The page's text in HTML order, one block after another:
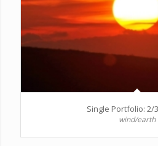
Single Portfolio: 2/
wind/earth